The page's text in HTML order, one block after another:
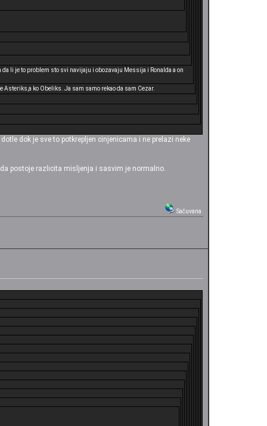
li je to problem sto svi navijaju i obozavaju Messija i Ronalda a on
ko Obeliks. Ja sam samo rekao da sam Cezar.
dok je sve to potkrepljen cinjenicama i ne prelazi neke
postoje razlicita misljenja i sasvim je normalno.
Sačuvana